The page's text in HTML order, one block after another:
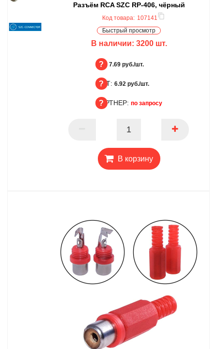
Разъём RCA SZC RP-406, чёрный
Код товара: 107141
Быстрый просмотр
В наличии: 3200шт.
БЦ: 7.69 руб./шт.
ОПТ: 6.92 руб./шт.
ПАРТНЕР: по запросу
В корзину